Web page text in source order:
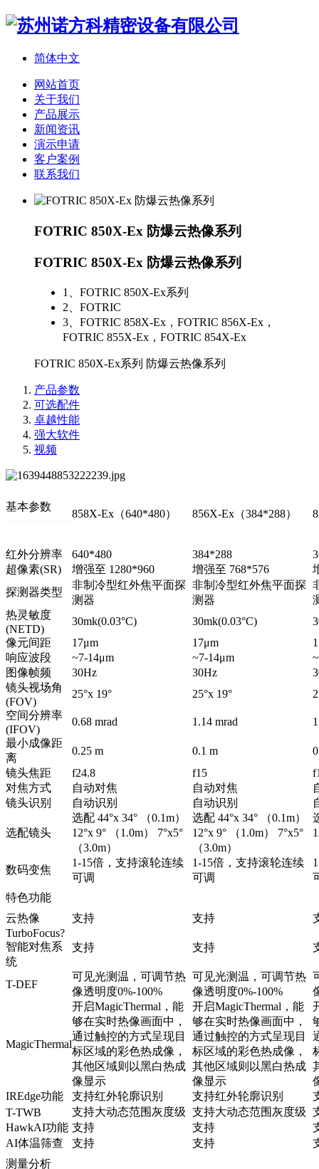
简体中文
网站首页
关于我们
产品展示
新闻资讯
演示申请
客户案例
联系我们
FOTRIC 850X-Ex 防爆云热像系列
FOTRIC 850X-Ex 防爆云热像系列
1、 FOTRIC 850X-Ex系列
2、 FOTRIC
3、 FOTRIC 858X-Ex，FOTRIC 856X-Ex，
FOTRIC 855X-Ex，FOTRIC 854X-Ex
FOTRIC 850X-Ex系列 防爆云热像系列
产品参数
可选配件
卓越性能
强大软件
视频
基本参数
858X-Ex （640*480） 856X-Ex （384*288）
红外分辨率 640*480 384*288
超像素(SR)
增强至 1280*960 增强至 768*576
探测器类型
非制冷型红外焦平面探
测器
非制冷型红外焦平面探
测器
热灵敏度
(NETD)
30mk(0.03°C) 30mk(0.03°C)
像元间距
17μm 17μm
响应波段
~7-14μm ~7-14μm
图像帧频
30Hz 30Hz
镜头视场角
(FOV)
25°x 19° 25°x 19°
空间分辨率
(IFOV)
0.68 mrad 1.14 mrad
最小成像距
离
0.25 m 0.1 m
镜头焦距
f24.8 f15
对焦方式
自动对焦 自动对焦
镜头识别
自动识别 自动识别
选配镜头
选配 44°x 34° （0.1m）
12°x 9° （1.0m） 7°x5°
（3.0m）
选配 44°x 34° （0.1m）
12°x 9° （1.0m） 7°x5°
（3.0m）
数码变焦
1-15倍，支持滚轮连续
可调
1-15倍，支持滚轮连续
可调
特色功能
云热像
支持 支持
TurboFocus?
智能对焦系
统
支持 支持
T-DEF
可见光测温，可调节热
像透明度0%-100%
可见光测温，可调节热
像透明度0%-100%
MagicThermal
开启MagicThermal，能
够在实时热像画面中，
通过触控的方式呈现目
标区域的彩色热成像，
其他区域则以黑白热成
像显示
开启MagicThermal，能
够在实时热像画面中，
通过触控的方式呈现目
标区域的彩色热成像，
其他区域则以黑白热成
像显示
IREdge功能
支持红外轮廓识别 支持红外轮廓识别
T-TWB
支持大动态范围灰度级 支持大动态范围灰度级
HawkAI功能 支持 支持
AI体温筛查
支持 支持
测量分析